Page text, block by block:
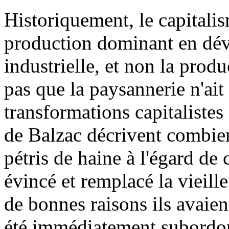
Historiquement, le
production dominant en
industrielle, et non la
pas que la paysannerie
transformations
de Balzac décrivent
pétris de haine à l'égard de
évincé et remplacé la
de bonnes raisons ils